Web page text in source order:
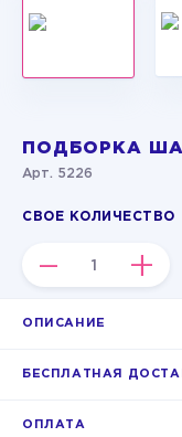
ПОДБОРКА
Арт. 5226
СВОЕ КОЛИЧЕСТВО
– +
ОПИСАНИЕ
БЕСПЛАТНАЯ
ОПЛАТА